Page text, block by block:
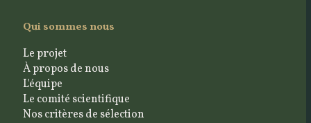
Qui sommes nous
Le projet
À propos de nous
L'équipe
Le comité scientifique
Nos critères de sélection